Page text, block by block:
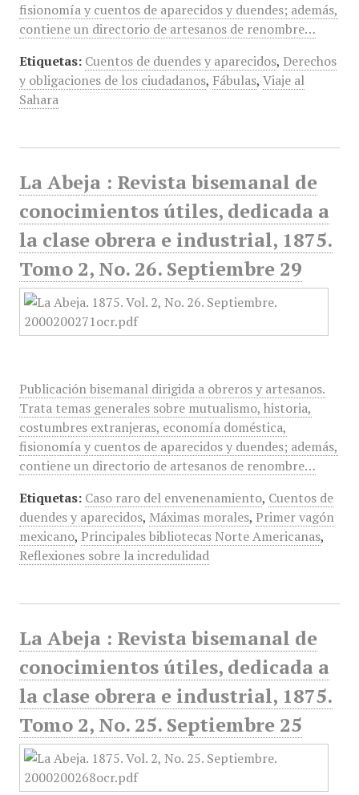
fisionomía y cuentos de aparecidos y duendes; además,
contiene un directorio de artesanos de renombre…
Etiquetas: Cuentos de duendes y aparecidos, Derechos
y obligaciones de los ciudadanos, Fábulas, Viaje al
Sahara
La Abeja : Revista bisemanal de
conocimientos útiles, dedicada a
la clase obrera e industrial, 1875.
Tomo 2, No. 26. Septiembre 29
Publicación bisemanal dirigida a obreros y artesanos.
Trata temas generales sobre mutualismo, historia,
costumbres extranjeras, economía doméstica,
fisionomía y cuentos de aparecidos y duendes; además,
contiene un directorio de artesanos de renombre…
Etiquetas: Caso raro del envenenamiento, Cuentos de
duendes y aparecidos, Máximas morales, Primer vagón
mexicano, Principales bibliotecas Norte Americanas,
Reflexiones sobre la incredulidad
La Abeja : Revista bisemanal de
conocimientos útiles, dedicada a
la clase obrera e industrial, 1875.
Tomo 2, No. 25. Septiembre 25